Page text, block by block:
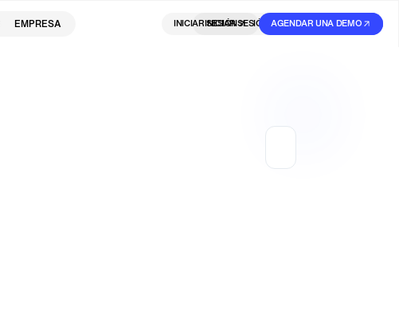
EMPRESA INICIAR SESIÓN REGISTRARSE
INICIAR SESIÓN AGENDAR UNA DEMO